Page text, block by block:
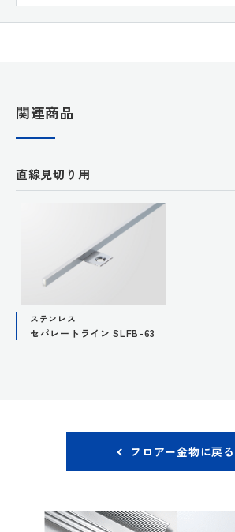
関連商品
直線見切り用
ステンレス
セパレートライン SLFB-63
フロアー金物に戻る